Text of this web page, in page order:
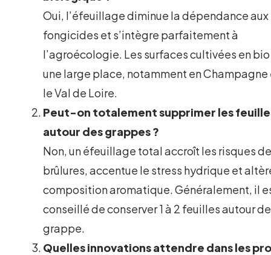
Oui, l’éfeuillage diminue la dépendance aux
fongicides et s’intègre parfaitement à
l’agroécologie. Les surfaces cultivées en
une large place, notamment en Champagne
le Val de Loire.
Peut-on totalement supprimer les
autour des grappes ?
Non, un éfeuillage total accroît les risques
brûlures, accentue le stress hydrique et
composition aromatique. Généralement, il
conseillé de conserver 1 à 2 feuilles autour
grappe.
Quelles innovations attendre dans les